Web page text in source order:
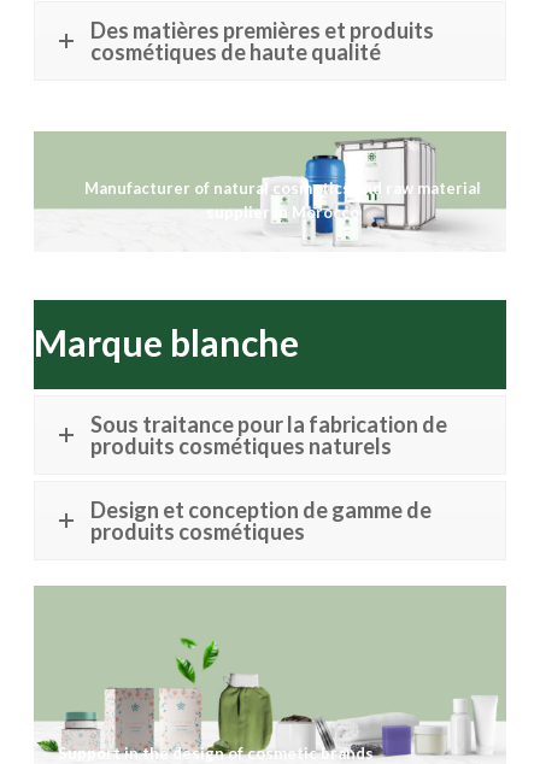
Des matières premières et produits
cosmétiques de haute qualité
Manufacturer of natural cosmetics and raw material
supplier in Morocco
Marque blanche
Sous traitance pour la fabrication de
produits cosmétiques naturels
Design et conception de gamme de
produits cosmétiques
Support in the design of cosmetic brands